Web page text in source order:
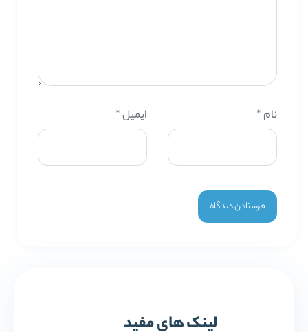
نام * ایمیل*
لینک های مفید